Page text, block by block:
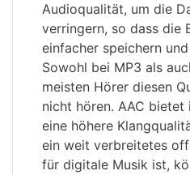
Audioqualität, um die
verringern, so dass die
einfacher speichern
Sowohl bei MP3 als
meisten Hörer diesen
nicht hören. AAC bietet
eine höhere
ein weit verbreitetes
für digitale Musik ist,